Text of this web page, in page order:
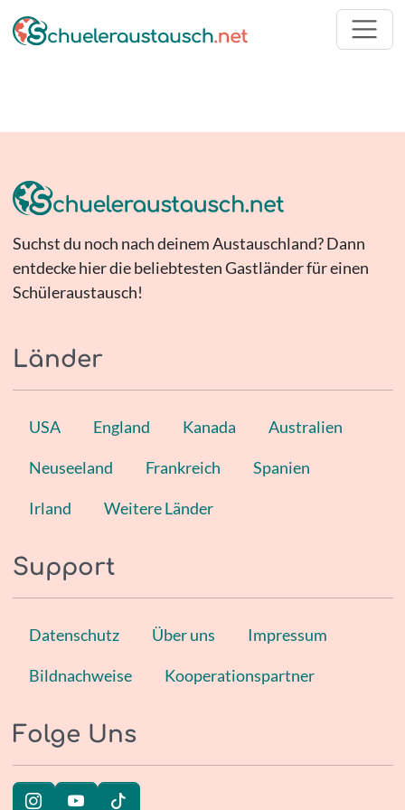
Suchst du noch nach deinem Austauschland? Dann
entdecke hier die beliebtesten Gastländer für einen
Schüleraustausch!
Länder
USA England Kanada Australien
Neuseeland Frankreich Spanien
Irland Weitere Länder
Support
Datenschutz Über uns Impressum
Bildnachweise Kooperationspartner
Folge Uns